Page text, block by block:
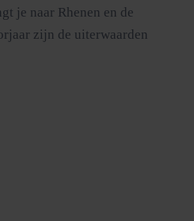
je naar Rhenen en de
zijn de uiterwaarden